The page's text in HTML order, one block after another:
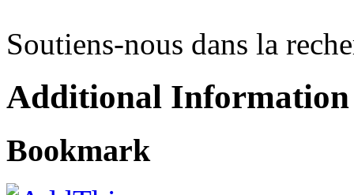
Soutiens-nous dans la
Additional Information
Bookmark